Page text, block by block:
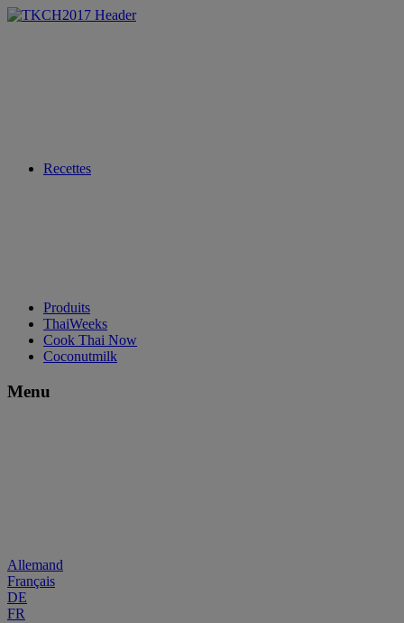
Recettes
Produits
ThaiWeeks
Cook Thai Now
Coconutmilk
Menu
Allemand
Français
DE
FR